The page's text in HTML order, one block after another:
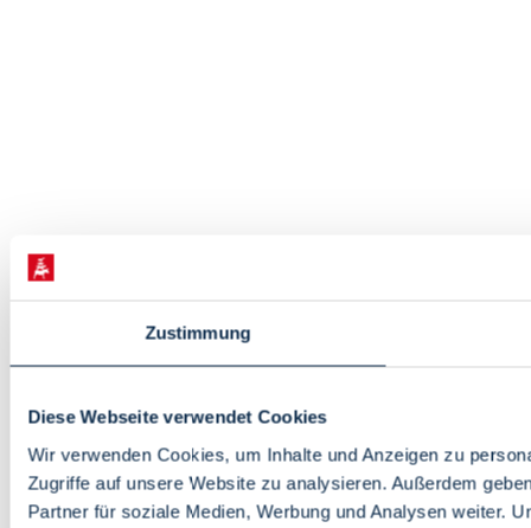
Zustimmung
Diese Webseite verwendet Cookies
Wir verwenden Cookies, um Inhalte und Anzeigen zu
Zugriffe auf unsere Website zu analysieren. Außerdem
Partner für soziale Medien, Werbung und Analysen weiter.